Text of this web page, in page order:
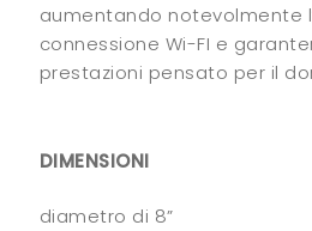
aumentando notevolmente
connessione Wi-FI e
prestazioni pensato per il
DIMENSIONI
diametro di 8”